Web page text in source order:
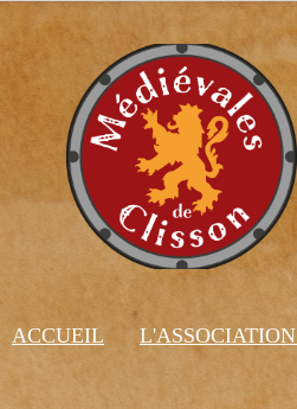
ACCUEIL L'ASSOCIATION